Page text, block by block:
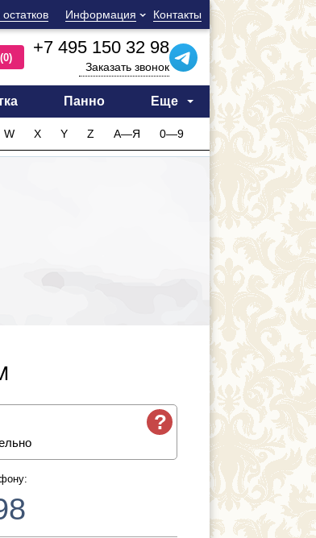
Информация Контакты
(0)
+7 495 150 32 98
Заказать звонок
Панно Еще
W X Y Z А—Я 0—9
?